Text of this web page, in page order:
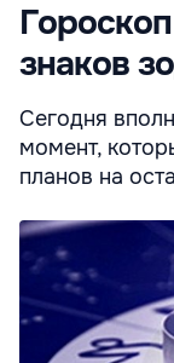
знаков
Сегодня
момент,
планов на